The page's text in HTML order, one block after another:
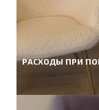
РАСХОДЫ ПРИ